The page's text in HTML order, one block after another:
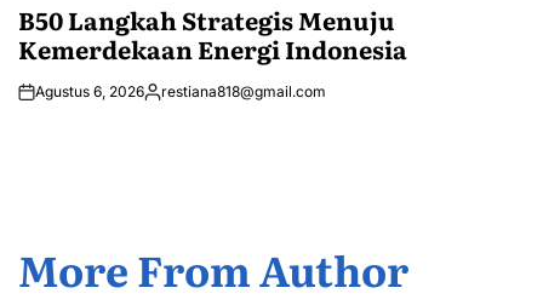
B50 Langkah Strategis Menuju
Kemerdekaan Energi Indonesia
Agustus 6, 2026Posted
restiana818@gmail.com
More From Author